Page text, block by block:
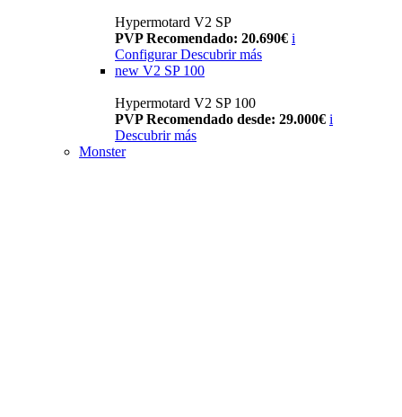
Hypermotard V2 SP
PVP Recomendado: 20.690€ i
Configurar Descubrir más
new V2 SP 100
Hypermotard V2 SP 100
PVP Recomendado desde: 29.000€ i
Descubrir más
Monster